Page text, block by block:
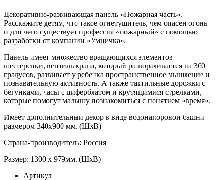
Декоративно-развивающая панель «Пожарная часть».
Расскажите детям, что такое огнетушитель, чем опасен огонь
и для чего существует профессия «пожарный» с помощью
разработки от компании «Умничка».
Панель имеет множество вращающихся элементов —
шестеренки, вентиль крана, который разворачивается на 360
градусов, развивает у ребенка пространственное мышление и
познавательную активность. А также тактильные дорожки с
бегунками, часы с циферблатом и крутящимися стрелками,
которые помогут малышу познакомиться с понятием «время».
Имеет дополнительный декор в виде водонапороной башни
размером 340х900 мм. (ШхВ)
Страна-производитель: Россия
Размер: 1300 х 979мм. (ШхВ)
Артикул